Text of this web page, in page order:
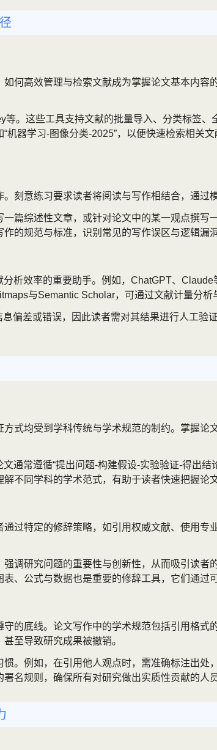
何高效管理与检索文献成为掌握论文基本内
。这些工具支持文献的批量导入、分类标签
器学习-图像分类-2025”，以便快速检索相关
刻意练习要求读者将阅读与写作相结合，通过
篇综述性文章，或针对论文中的某一观点撰
的规范与标准，识别常见的写作误区与逻辑漏
析效率的重要助手。例如，ChatGPT、
与Semantic Scholar，可通过文献计量分
偏差或错误，因此读者需对其结果进行人工
式均受到学科传统与学术规范的制约。掌握
通常遵循“提出问题-构建假设-实验验证-得出
不同学科的学术范式，有助于读者快速把握论
过特定的修辞策略，如引用权威文献、使用
调研究问题的重要性与创新性，从而吸引读
、公式与数据也是重要的修辞工具，它们通过
的底线。论文写作中的学术规范包括引用格
至导致研究成果被撤销。
。例如，在引用他人观点时，需准确标注出
名规则，确保所有对研究做出实质性贡献的人